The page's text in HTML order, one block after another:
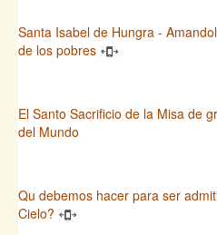
Santa Isabel de Hungra -
de los pobres
El Santo Sacrificio de la Misa de
del Mundo
Qu debemos hacer para ser
Cielo?